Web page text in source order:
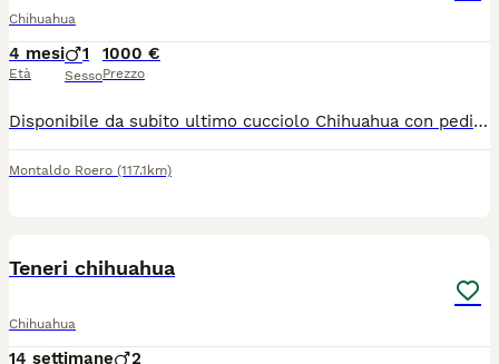
Chihuahua
4 mesi
Età
1
Sesso
1000 €
Prezzo
Disponibile da subito ultimo cucciolo Chihuahua con pedigree ENCI cioccolato. Nato il 30/03 e pronto per andare nella nuova famiglia. É un maschietto pelo corto. I genitori sono di nostra proprietà con DNA depositato. Il cucciolo sarà ceduto con sverminazione, microchip, vaccino, pedigree ENCI e abituato alla traversina. É abituato al contatto con i bambini e vive in casa con altri animali. Per qualsiasi informazione contattare su whatsapp o chiamare orario cena. Ci troviamo a Sommariva Perno(CN).
Montaldo Roero (117.1km)
Teneri chihuahua
Chihuahua
14 settimane 2